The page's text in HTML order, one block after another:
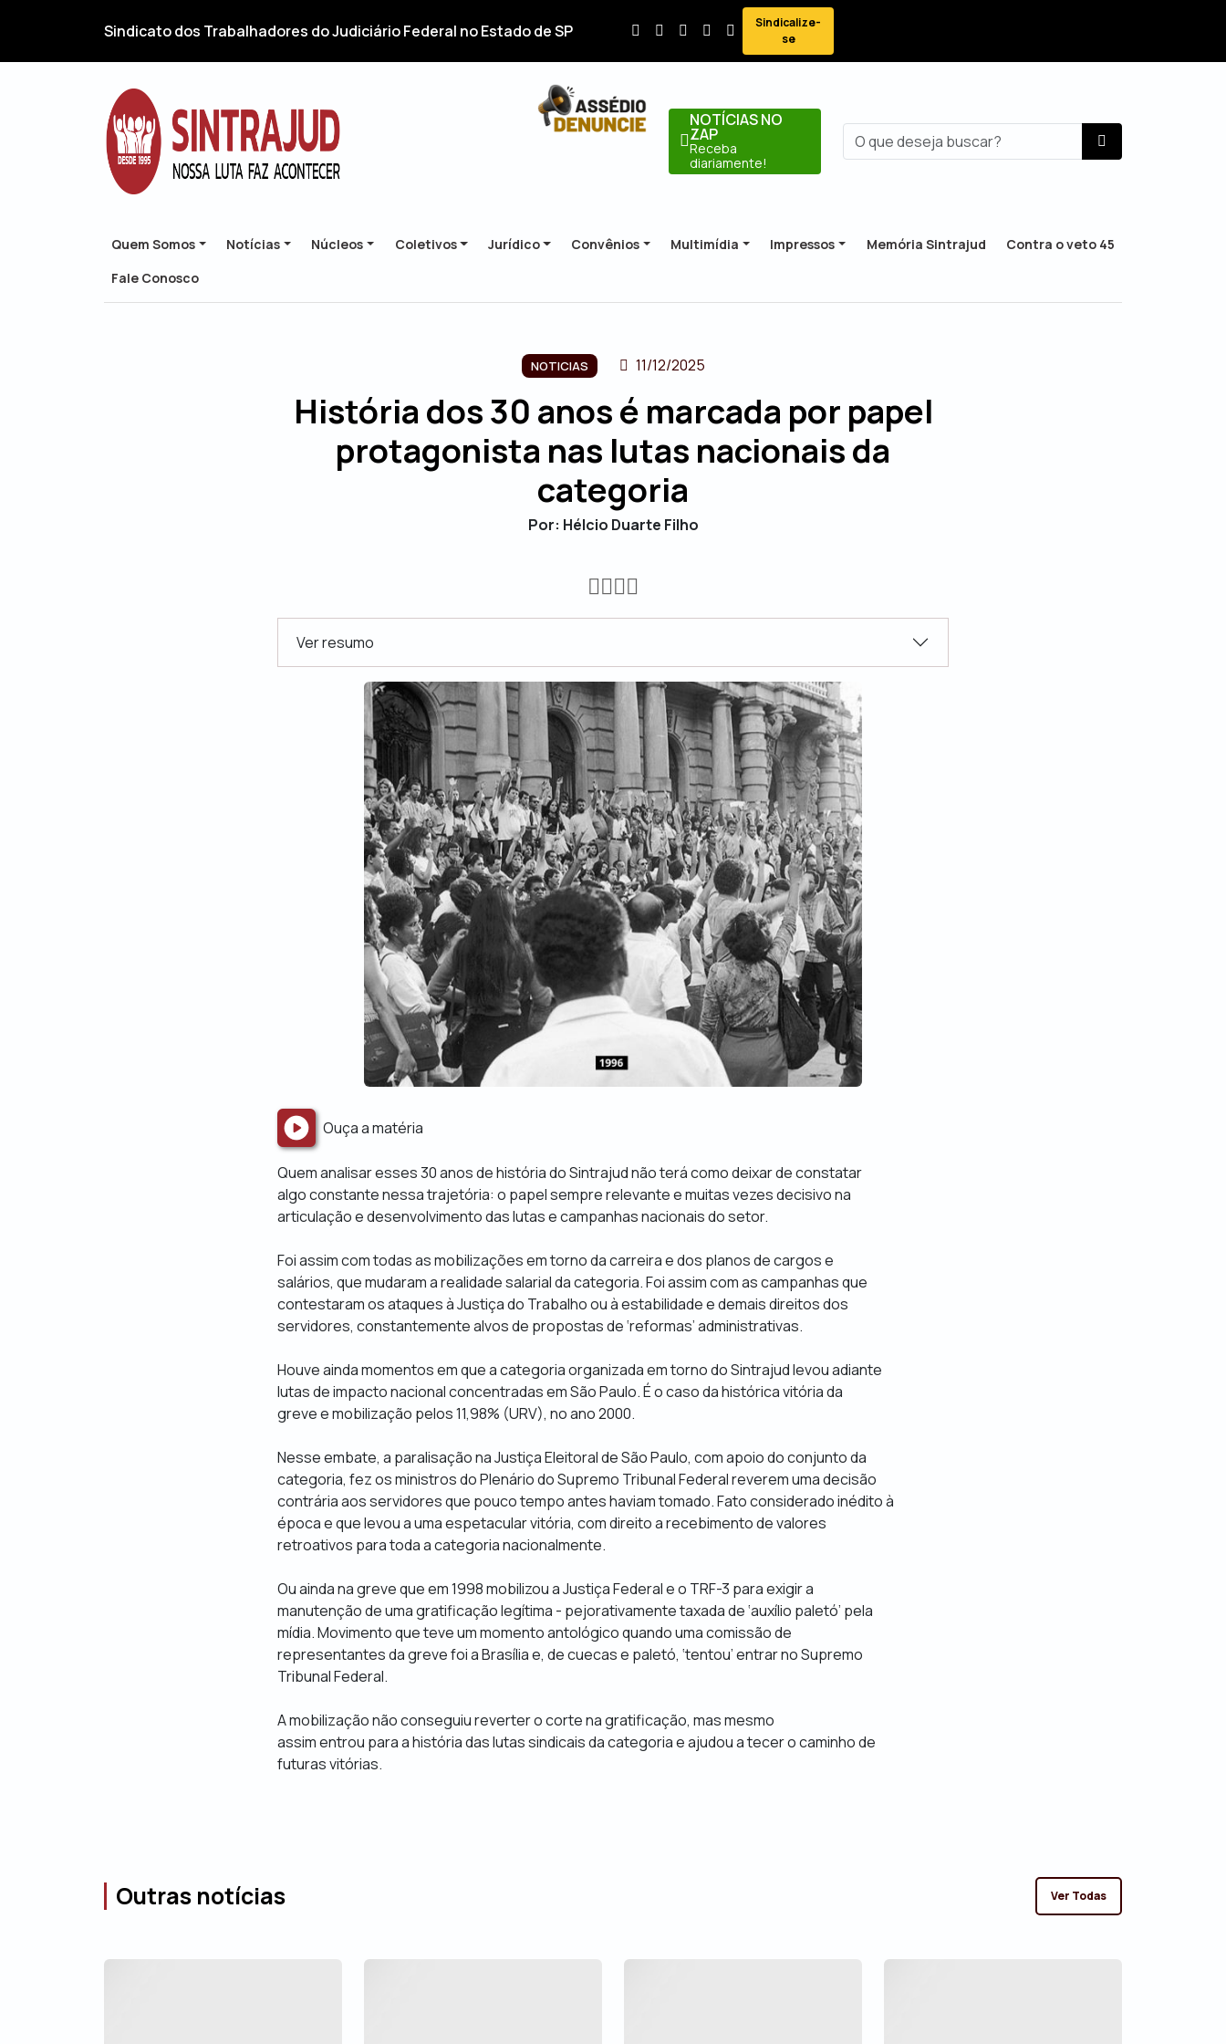
Sindicato dos Trabalhadores do Judiciário Federal no Estado de SP
Sindicalize-
se
NOTÍCIAS NO
ZAP
Receba
diariamente!
Quem Somos Notícias Núcleos Coletivos Jurídico Convênios Multimídia Impressos Memória Sintrajud
Contra o veto 45
Fale Conosco
NOTICIAS 11/12/2025
História dos 30 anos é marcada por papel
protagonista nas lutas nacionais da
categoria
Por: Hélcio Duarte Filho
Ver resumo
Ouça a matéria
Quem analisar esses 30 anos de história do Sintrajud não terá como deixar de constatar
algo constante nessa trajetória: o papel sempre relevante e muitas vezes decisivo na
articulação e desenvolvimento das lutas e campanhas nacionais do setor.
Foi assim com todas as mobilizações em torno da carreira e dos planos de cargos e
salários, que mudaram a realidade salarial da categoria. Foi assim com as campanhas que
contestaram os ataques à Justiça do Trabalho ou à estabilidade e demais direitos dos
servidores, constantemente alvos de propostas de ‘reformas’ administrativas.
Houve ainda momentos em que a categoria organizada em torno do Sintrajud levou adiante
lutas de impacto nacional concentradas em São Paulo. É o caso da histórica vitória da
greve e mobilização pelos 11,98% (URV), no ano 2000.
Nesse embate, a paralisação na Justiça Eleitoral de São Paulo, com apoio do conjunto da
categoria, fez os ministros do Plenário do Supremo Tribunal Federal reverem uma decisão
contrária aos servidores que pouco tempo antes haviam tomado. Fato considerado inédito à
época e que levou a uma espetacular vitória, com direito a recebimento de valores
retroativos para toda a categoria nacionalmente.
Ou ainda na greve que em 1998 mobilizou a Justiça Federal e o TRF-3 para exigir a
manutenção de uma gratificação legítima - pejorativamente taxada de ‘auxílio paletó’ pela
mídia. Movimento que teve um momento antológico quando uma comissão de
representantes da greve foi a Brasília e, de cuecas e paletó, ‘tentou’ entrar no Supremo
Tribunal Federal.
A mobilização não conseguiu reverter o corte na gratificação, mas mesmo
assim entrou para a história das lutas sindicais da categoria e ajudou a tecer o caminho de
futuras vitórias.
Outras notícias Ver Todas